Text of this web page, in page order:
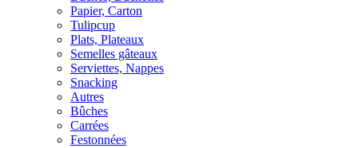
Papier, Carton
Tulipcup
Plats, Plateaux
Semelles gâteaux
Serviettes, Nappes
Snacking
Autres
Bûches
Carrées
Festonnées